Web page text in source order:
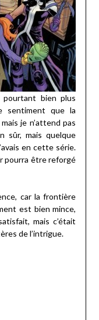
pourtant bien plus
sentiment que la
je n’attend pas
sûr, mais quelque
en cette série.
pourra être reforgé
car la frontière
est bien mince,
mais c’était
de l’intrigue.